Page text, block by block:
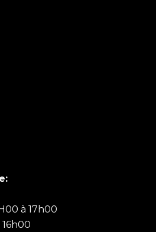
à 17h00